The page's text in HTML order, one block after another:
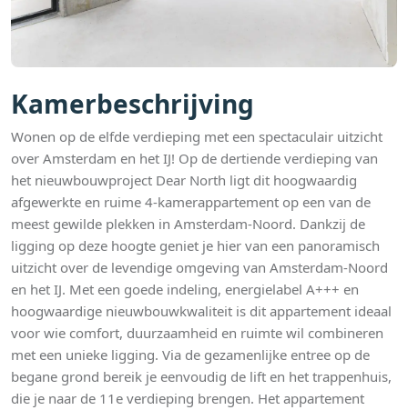
Kamerbeschrijving
Wonen op de elfde verdieping met een spectaculair uitzicht
over Amsterdam en het IJ! Op de dertiende verdieping van
het nieuwbouwproject Dear North ligt dit hoogwaardig
afgewerkte en ruime 4-kamerappartement op een van de
meest gewilde plekken in Amsterdam-Noord. Dankzij de
ligging op deze hoogte geniet je hier van een panoramisch
uitzicht over de levendige omgeving van Amsterdam-Noord
en het IJ. Met een goede indeling, energielabel A+++ en
hoogwaardige nieuwbouwkwaliteit is dit appartement ideaal
voor wie comfort, duurzaamheid en ruimte wil combineren
met een unieke ligging. Via de gezamenlijke entree op de
begane grond bereik je eenvoudig de lift en het trappenhuis,
die je naar de 11e verdieping brengen. Het appartement